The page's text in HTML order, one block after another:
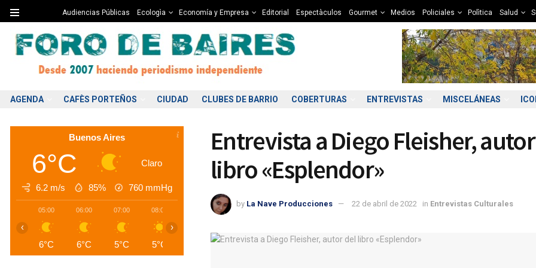
Audiencias Públicas Ecologìa Economía y Empresa Editorial Espectàculos Gourmet Medios Policiales Polìtica Salud
AGENDA CAFÈS PORTEÑOS CIUDAD CLUBES DE BARRIO COBERTURAS ENTREVISTAS MISCELÁNEAS
Entrevista a Diego Fleisher,
libro «Esplendor»
by La Nave Producciones 22 de abril de 2022 in Entrevistas Culturales
Buenos Aires
6°C Claro
6.2 m/s 85% 760 mmHg
05:00
6°C
06:00
6°C
07:00
5°C
08:00
5°C
10:00
7°C 9°C 10°C 11°C 12°C 12°C
‹ ›